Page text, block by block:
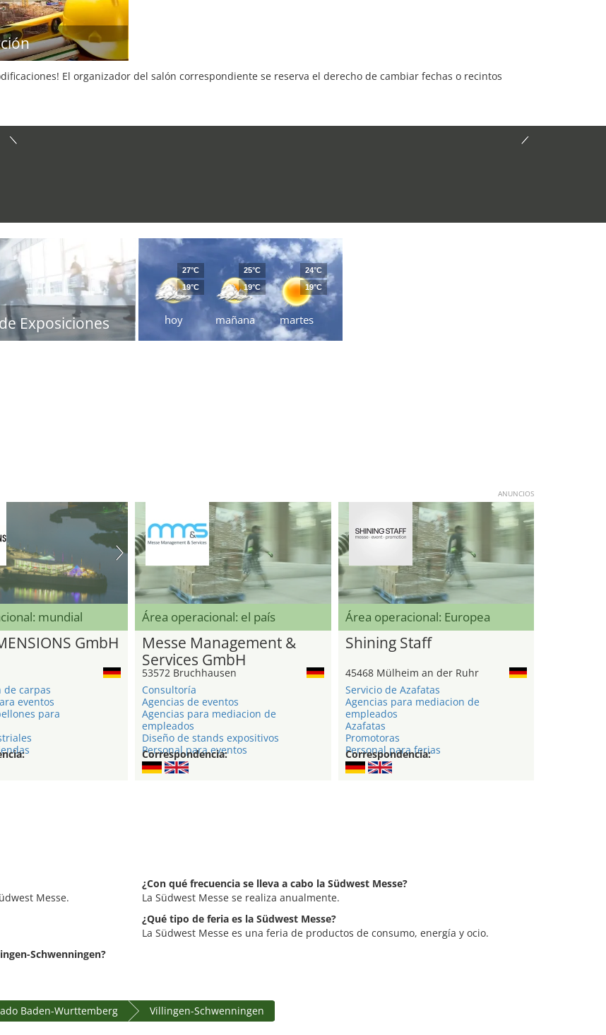
El organizador del salón correspondiente se reserva el derecho de cambiar fechas o recintos
Exposiciones hoy
27°C
19°C
mañana
25°C
19°C
martes
24°C
19°C
ANUNCIOS
mundial
GmbH
de carpas
eventos
para
Área operacional: el país
Messe Management &
Services GmbH
53572 Bruchhausen
Consultoría
Agencias de eventos
Agencias para mediacion de
empleados
Diseño de stands expositivos
Personal para eventos
Correspondencia:
Área operacional: Europea
Shining Staff
45468 Mülheim an der Ruhr
Servicio de Azafatas
Agencias para mediacion de
empleados
Azafatas
Promotoras
Personal para ferias
Correspondencia:
Messe.
¿Con qué frecuencia se lleva a cabo la Südwest Messe?
La Südwest Messe se realiza anualmente.
¿Qué tipo de feria es la Südwest Messe?
La Südwest Messe es una feria de productos de consumo, energía y ocio.
Schwenningen?
Baden-Wurttemberg Villingen-Schwenningen